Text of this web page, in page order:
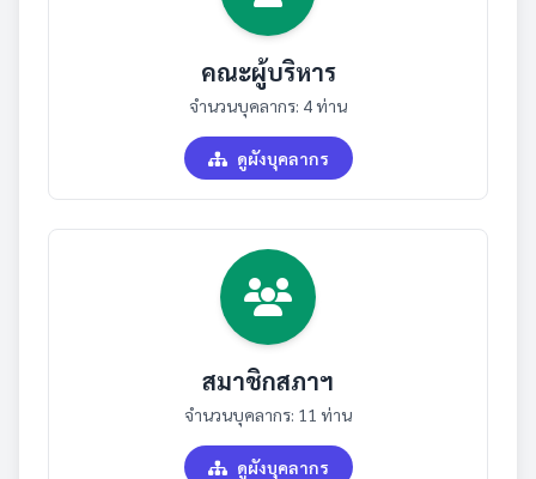
คณะผู้บริหาร
จำนวนบุคลากร: 4 ท่าน
ดูผังบุคลากร
สมาชิกสภาฯ
จำนวนบุคลากร: 11 ท่าน
ดูผังบุคลากร